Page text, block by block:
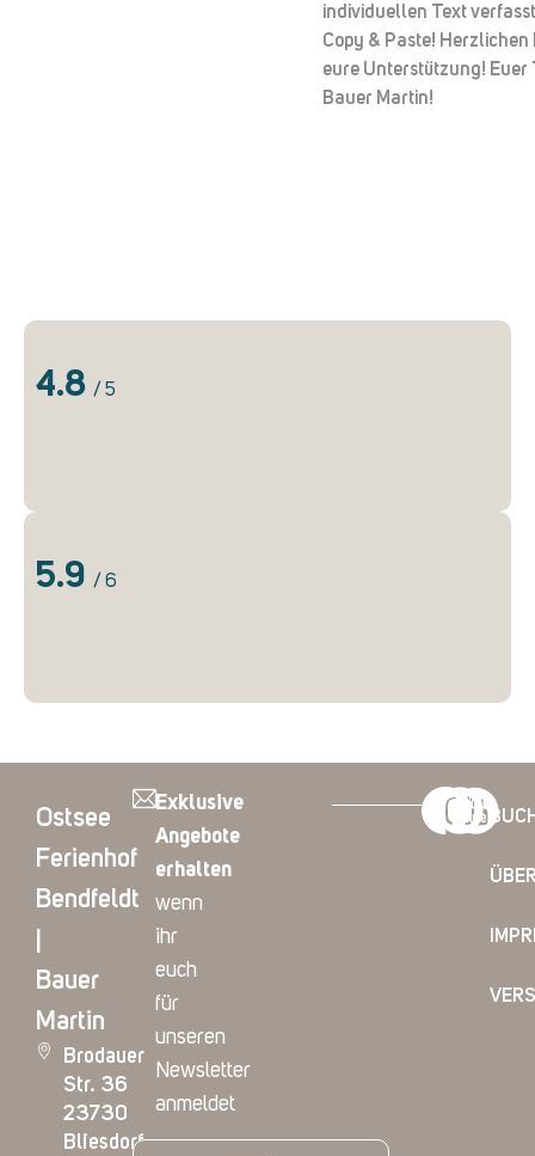
individuellen Text
Copy & Paste! Herzlichen
eure Unterstützung! Euer
Bauer Martin!
4.8 / 5
5.9 / 6
Ostsee
Ferienhof
Bendfeldt
Bauer
Martin
Brodauer
Str. 36
23730
Bliesdorf
Exklusive
Angebote
erhalten
wenn
ihr
euch
für
unseren
Newsletter
anmeldet